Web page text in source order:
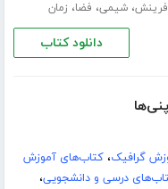
،شیمی، فضا، زمان
دانلود کتاب
گرافیک،کتاب‌های آموزش
درسی و دانشجویی،